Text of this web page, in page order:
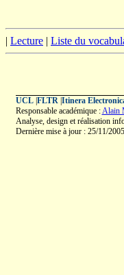
| Lecture | Liste du
UCL| FLTR| Itinera
Responsable académique :Alain
Analyse, design et réalisation
Dernière mise à jour : 25/11/2005